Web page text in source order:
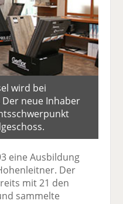
wird bei
neue Inhaber
eine Ausbildung
Der
mit 21 den
sammelte